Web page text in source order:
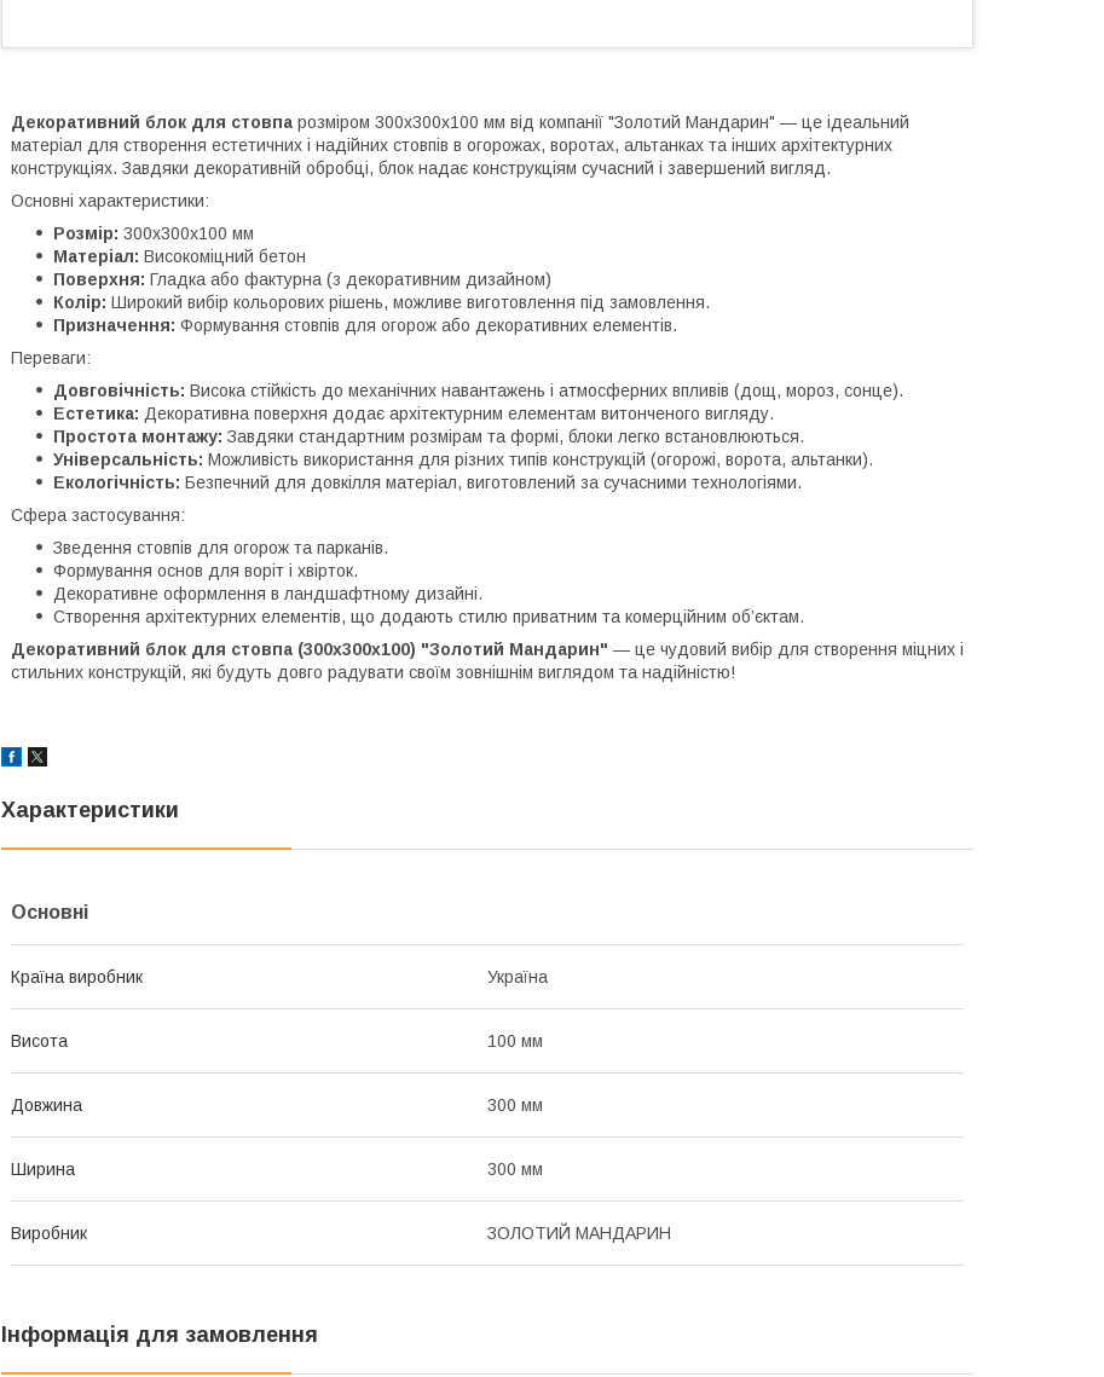
Декоративний блок для стовпа розміром 300х300х100 мм від компанії "Золотий Мандарин" — це ідеальний
матеріал для створення естетичних і надійних стовпів в огорожах, воротах, альтанках та інших архітектурних
конструкціях. Завдяки декоративній обробці, блок надає конструкціям сучасний і завершений вигляд.
Основні характеристики:
Розмір: 300х300х100 мм
Матеріал: Високоміцний бетон
Поверхня: Гладка або фактурна (з декоративним дизайном)
Колір: Широкий вибір кольорових рішень, можливе виготовлення під замовлення.
Призначення: Формування стовпів для огорож або декоративних елементів.
Переваги:
Довговічність: Висока стійкість до механічних навантажень і атмосферних впливів (дощ, мороз, сонце).
Естетика: Декоративна поверхня додає архітектурним елементам витонченого вигляду.
Простота монтажу: Завдяки стандартним розмірам та формі, блоки легко встановлюються.
Універсальність: Можливість використання для різних типів конструкцій (огорожі, ворота, альтанки).
Екологічність: Безпечний для довкілля матеріал, виготовлений за сучасними технологіями.
Сфера застосування:
Зведення стовпів для огорож та парканів.
Формування основ для воріт і хвірток.
Декоративне оформлення в ландшафтному дизайні.
Створення архітектурних елементів, що додають стилю приватним та комерційним об’єктам.
Декоративний блок для стовпа (300х300х100) "Золотий Мандарин" — це чудовий вибір для створення міцних і
стильних конструкцій, які будуть довго радувати своїм зовнішнім виглядом та надійністю!
Характеристики
Основні
Країна виробник Україна
Висота 100 мм
Довжина 300 мм
Ширина 300 мм
Виробник ЗОЛОТИЙ МАНДАРИН
Інформація для замовлення